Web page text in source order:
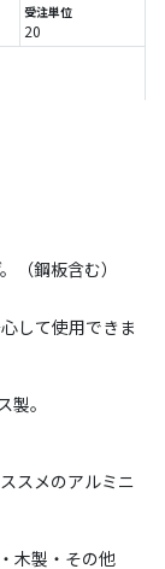
20
（鋼板含む）
して使用できま
。
スメのアルミニ
木製・その他